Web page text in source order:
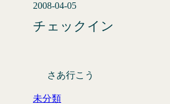
2008-04-05
チェックイン
さあ行こう
未分類